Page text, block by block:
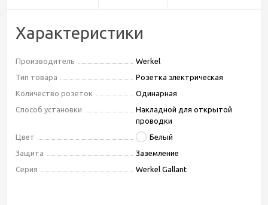
Характеристики
Производитель
Werkel
Тип товара
Розетка электрическая
Количество розеток
Одинарная
Способ установки
Накладной для открытой
проводки
Цвет
Белый
Защита
Заземление
Серия
Werkel Gallant